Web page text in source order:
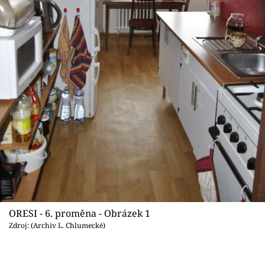
Přihlášení
Sledujte nás
ORESI - 6. proměna - Obrázek 1
Zdroj: (Archiv L. Chlumecké)